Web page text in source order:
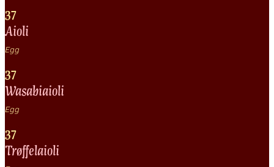
37
Aioli
Egg
37
Wasabiaioli
Egg
37
Trøffelaioli